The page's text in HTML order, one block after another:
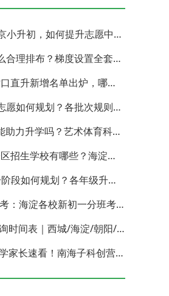
无政保家庭参与北京小升初，如何提升志愿中签概率？
北京小升初志愿怎么合理排布？梯度设置全套策略与填报避坑指南
2026 北京小升初对口直升新增名单出炉，哪些小学可以直升优质初中？
北京小升初多批次志愿如何规划？各批次规则与填报实操指南
北京小升初特长还能助力升学吗？艺术体育科技特长机会与误区全面解析
2027 北京小升初跨区招生学校有哪些？海淀西城东城全市招生校完整汇总
2027 北京小升初分阶段如何规划？各年级升学节点与升学通道全梳理
2026北京小升初参考：海淀各校新初一分班考试日期汇总
2026北京小升初查询时间表｜西城/海淀/朝阳/东城/丰台一键对照
2026北京小升初升学家长速看！南海子科创营报名通道正式开启